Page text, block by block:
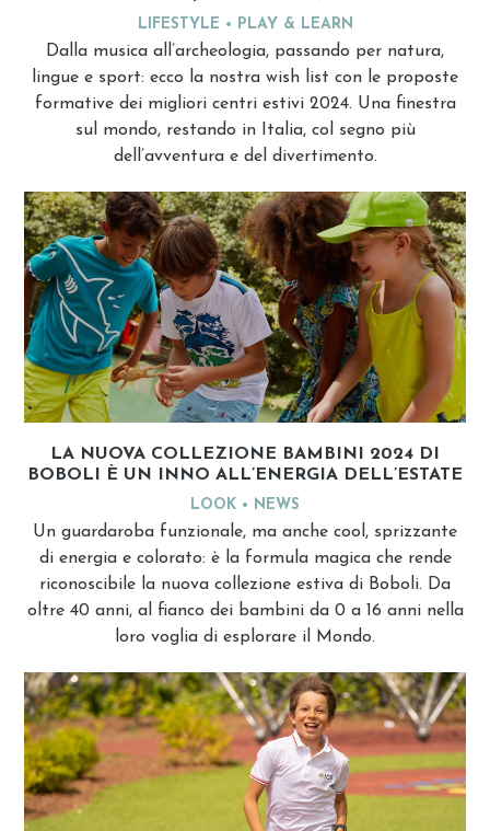
LIFESTYLE PLAY & LEARN
Dalla musica all’archeologia, passando per natura,
lingue e sport: ecco la nostra wish list con le proposte
formative dei migliori centri estivi 2024. Una finestra
sul mondo, restando in Italia, col segno più
dell’avventura e del divertimento.
LA NUOVA COLLEZIONE BAMBINI 2024 DI
BOBOLI È UN INNO ALL’ENERGIA DELL’ESTATE
LOOK NEWS
Un guardaroba funzionale, ma anche cool, sprizzante
di energia e colorato: è la formula magica che rende
riconoscibile la nuova collezione estiva di Boboli. Da
oltre 40 anni, al fianco dei bambini da 0 a 16 anni nella
loro voglia di esplorare il Mondo.